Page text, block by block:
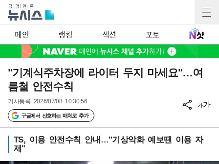
메인 랭킹 섹션 포토
"기계식주차장에 라이터 두지 마세요"…여
름철 안전수칙
기사등록 2026/07/08 10:30:56
구글에서 선호하는 매체로 추가
가가
TS, 이용 안전수칙 안내…"기상악화 예보땐 이용 자
제"